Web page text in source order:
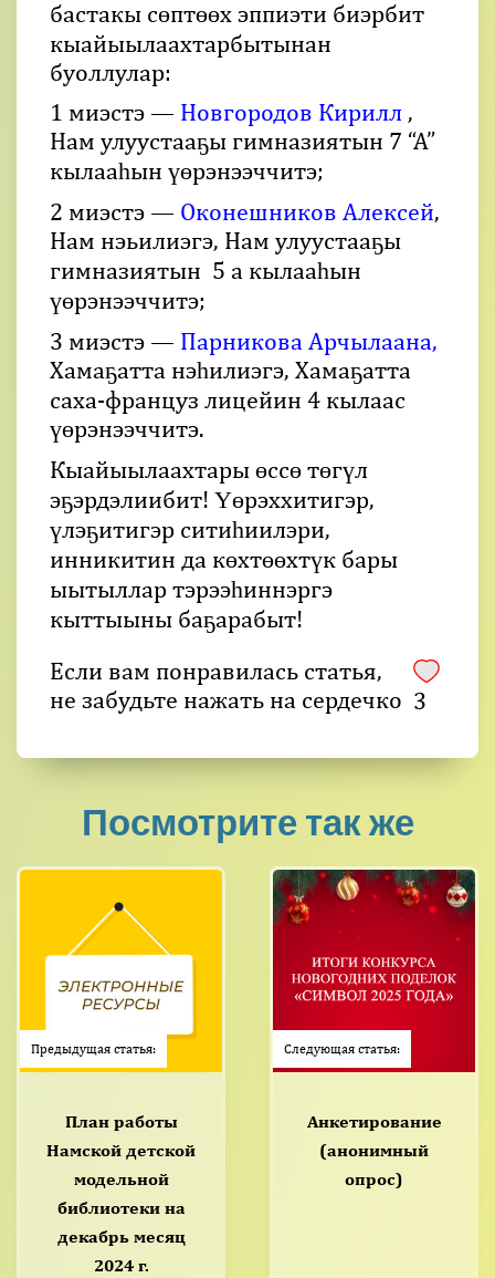
бастакы сөптөөх эппиэти биэрбит
кыайыылаахтарбытынан
буоллулар:
1 миэстэ — Новгородов Кирилл ,
Нам улуустааҕы гимназиятын 7 “А”
кылааһын үөрэнээччитэ;
2 миэстэ — Оконешников Алексей,
Нам нэьилиэгэ, Нам улуустааҕы
гимназиятын 5 а кылааһын
үөрэнээччитэ;
3 миэстэ — Парникова Арчылаана,
Хамаҕатта нэһилиэгэ, Хамаҕатта
саха-француз лицейин 4 кылаас
үөрэнээччитэ.
Кыайыылаахтары өссө төгүл
эҕэрдэлиибит! Үөрэххитигэр,
үлэҕитигэр ситиһиилэри,
инникитин да көхтөөхтүк бары
ыытыллар тэрээһиннэргэ
кыттыыны баҕарабыт!
Если вам понравилась статья,
не забудьте нажать на сердечко 3
Посмотрите так же
Предыдущая статья:
План работы
Намской детской
модельной
библиотеки на
декабрь месяц
2024 г.
Следующая статья:
Анкетирование
(анонимный
опрос)